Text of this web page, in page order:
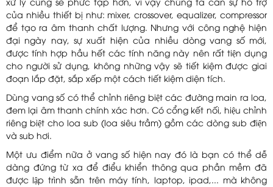
xử lý cũng sẽ phức tạp hơn, vì vậy chúng ta cần sự hỗ trợ
của nhiều thiết bị như: mixer, crossover, equalizer, compressor
để tạo ra âm thanh chất lượng. Nhưng với công nghệ hiện
đại ngày nay, sự xuất hiện của nhiều dòng vang số mới,
được tính hợp hầu hết các tính năng này nên rất tiện dụng
cho người sử dụng, không những vậy sẽ tiết kiệm được giai
đoạn lắp đặt, sắp xếp một cách tiết kiệm diện tích.
Dùng vang số có thể chỉnh riêng biệt các đường main ra loa,
đem lại âm thanh chính xác hơn. Có cổng kết nối, hiệu chỉnh
riêng biệt cho loa sub (loa siêu trầm) gồm các dòng sub điện
và sub hơi.
Một ưu điểm nữa ở vang số hiện nay đó là bạn có thể dễ
dàng đứng từ xa để điểu khiển thông qua phần mềm đã
được lập trình sẵn trên máy tính, laptop, ipad,... mà không